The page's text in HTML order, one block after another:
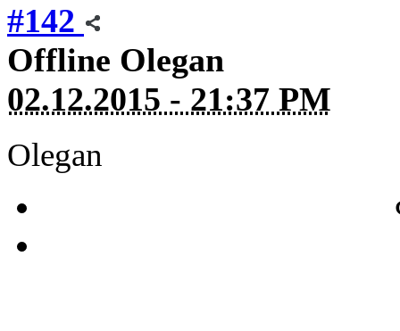
#142
Offline Olegan
02.12.2015 - 21:37 PM
Olegan